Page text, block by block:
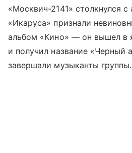
«Москвич-2141» столкнулся
«Икаруса» признали
альбом «Кино» — он вышел в
и получил название «Черный
завершали музыканты группы.